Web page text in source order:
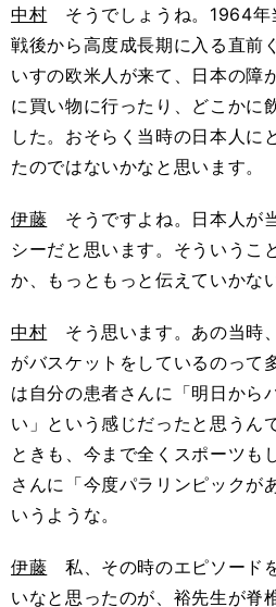
中村 そうでしょうね。1964年
戦後から高度成長期に入る直前
いすの欧米人が来て、日本の障
に買い物に行ったり、どこかに
した。おそらく当時の日本人に
たのではないかなと思います。
伊藤 そうですよね。日本人が
シーだと思います。そういうこ
か、もっともっと伝えていかな
中村 そう思います。あの当時
がバスケットをしているのって
は自分の患者さんに「明日から
い」という感じだったと思うん
ときも、今まで全くスポーツも
さんに「今度パラリンピックが
いうような。
伊藤 私、その時のエピソード
いなと思ったのが、裕先生が脊